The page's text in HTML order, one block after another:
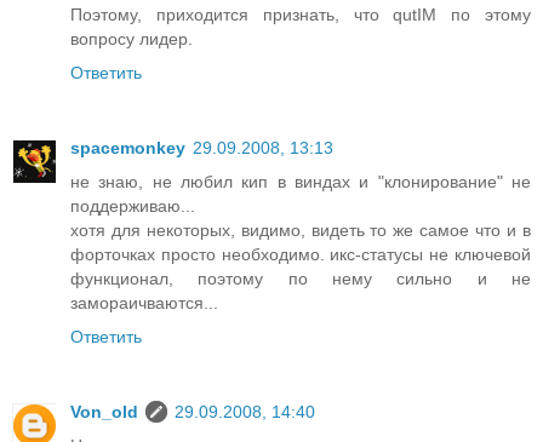
Поэтому, приходится признать, что qutIM по этому
вопросу лидер.
Ответить
spacemonkey 29.09.2008, 13:13
не знаю, не любил кип в виндах и "клонирование" не
поддерживаю...
хотя для некоторых, видимо, видеть то же самое что и в
форточках просто необходимо. икс-статусы не ключевой
функционал, поэтому по нему сильно и не
замораичваются...
Ответить
Von_old
29.09.2008, 14:40